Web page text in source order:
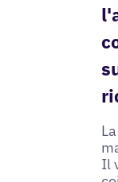
Il